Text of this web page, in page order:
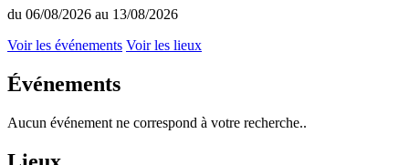
du 06/08/2026 au 13/08/2026
Voir les événements Voir les lieux
Événements
Aucun événement ne correspond à votre recherche..